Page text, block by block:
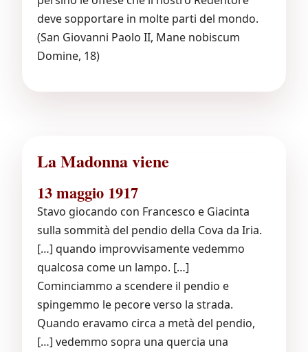
deve sopportare in molte parti del mondo.
(San Giovanni Paolo II, Mane nobiscum
Domine, 18)
La Madonna viene
13 maggio 1917
Stavo giocando con Francesco e Giacinta
sulla sommità del pendio della Cova da Iria.
[…] quando improvvisamente vedemmo
qualcosa come un lampo. […]
Cominciammo a scendere il pendio e
spingemmo le pecore verso la strada.
Quando eravamo circa a metà del pendio,
[…] vedemmo sopra una quercia una